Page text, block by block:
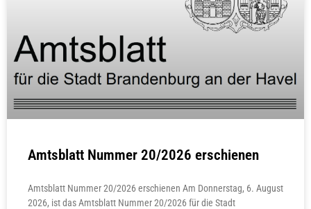
Amtsblatt Nummer 20/2026 erschienen
Amtsblatt Nummer 20/2026 erschienen Am Donnerstag, 6. August
2026, ist das Amtsblatt Nummer 20/2026 für die Stadt